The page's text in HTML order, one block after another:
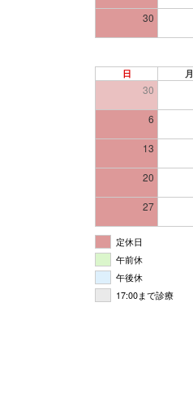
30
日 月
30
6
13
20
27
定休日
午前休
午後休
17:00まで診療